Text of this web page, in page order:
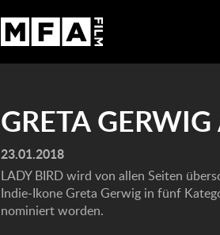
GRETA
23.01.2018
LADY BIRD wird von allen Seiten
Indie-Ikone Greta Gerwig in fünf
nominiert worden.